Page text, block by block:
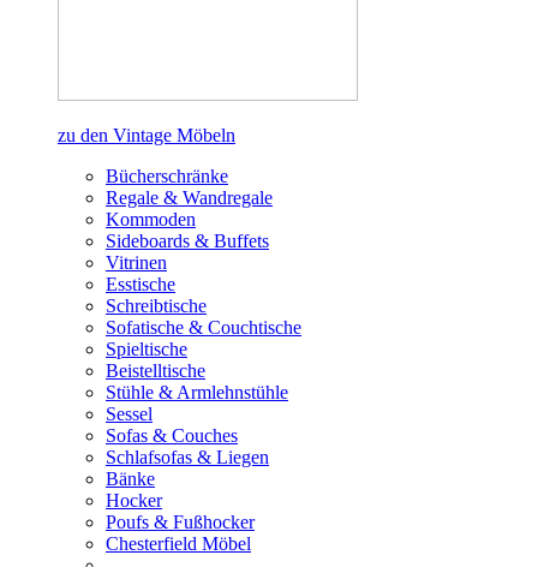
zu den Vintage Möbeln
Bücherschränke
Regale & Wandregale
Kommoden
Sideboards & Buffets
Vitrinen
Esstische
Schreibtische
Sofatische & Couchtische
Spieltische
Beistelltische
Stühle & Armlehnstühle
Sessel
Sofas & Couches
Schlafsofas & Liegen
Bänke
Hocker
Poufs & Fußhocker
Chesterfield Möbel